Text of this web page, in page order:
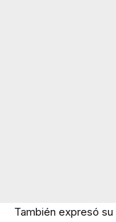
También expresó su